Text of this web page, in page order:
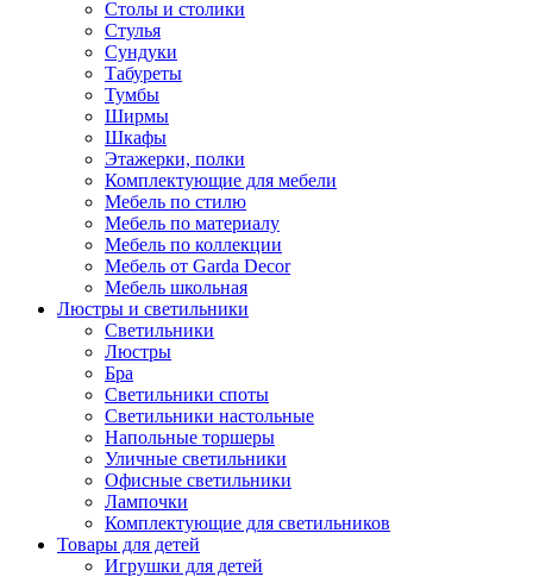
Столы и столики
Стулья
Сундуки
Табуреты
Тумбы
Ширмы
Шкафы
Этажерки, полки
Комплектующие для мебели
Мебель по стилю
Мебель по материалу
Мебель по коллекции
Мебель от Garda Decor
Мебель школьная
Люстры и светильники
Светильники
Люстры
Бра
Светильники споты
Светильники настольные
Напольные торшеры
Уличные светильники
Офисные светильники
Лампочки
Комплектующие для светильников
Товары для детей
Игрушки для детей